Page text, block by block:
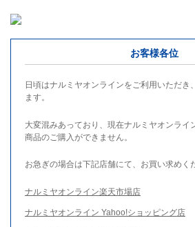
お客様各位
日頃はナルミヤオンラインをご利用いただき
ます。
大変混みあっており、現在ナルミヤオンライ
商品のご購入ができません。
お急ぎの場合は下記店舗にて、お買い求めく
ナルミヤオンライン楽天市場店
ナルミヤオンライン Yahoo!ショッピング店